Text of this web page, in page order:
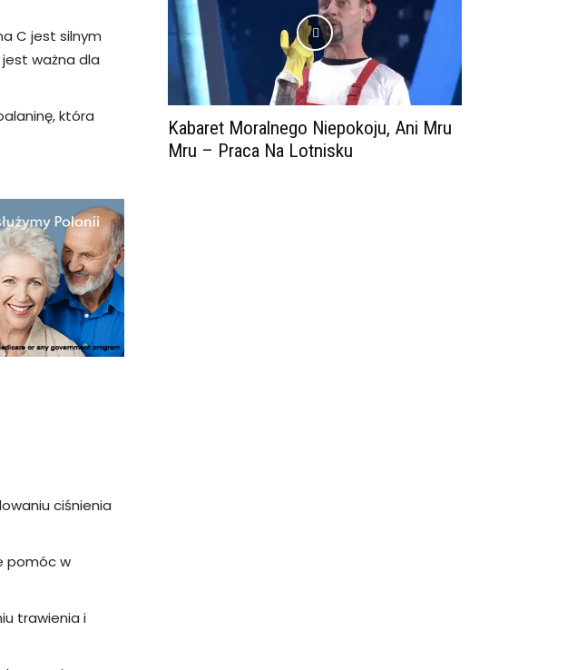
C jest silnym
ważna dla
która
ciśnienia
pomóc w
trawienia i
Kabaret Moralnego Niepokoju, Ani Mru
Mru – Praca Na Lotnisku